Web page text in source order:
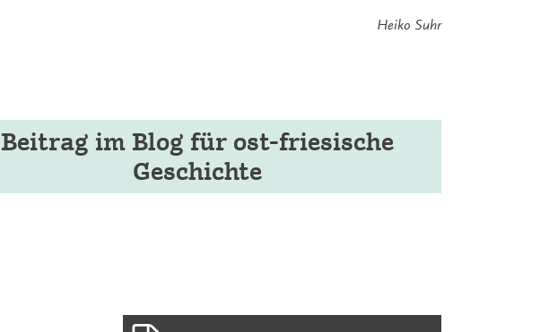
Heiko Suhr
Beitrag im Blog für ost-friesische
Geschichte